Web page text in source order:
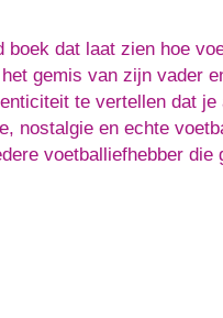
dat laat zien hoe
gemis van zijn vader
te vertellen dat
nostalgie en echte
voetballiefhebber die